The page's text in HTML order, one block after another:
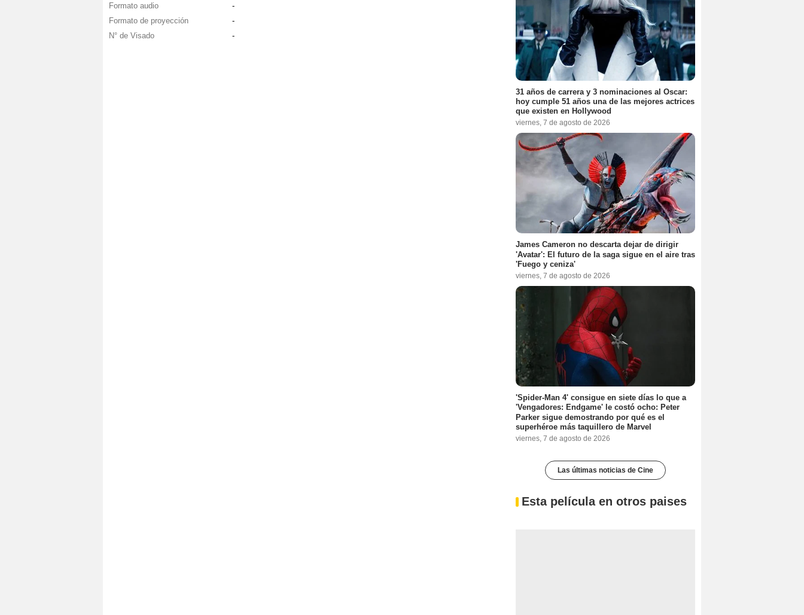
Formato audio
-
Formato de proyección
-
N° de Visado
-
31 años de carrera y 3 nominaciones al Oscar:
hoy cumple 51 años una de las mejores actrices
que existen en Hollywood
viernes, 7 de agosto de 2026
James Cameron no descarta dejar de dirigir
'Avatar': El futuro de la saga sigue en el aire tras
'Fuego y ceniza'
viernes, 7 de agosto de 2026
'Spider-Man 4' consigue en siete días lo que a
'Vengadores: Endgame' le costó ocho: Peter
Parker sigue demostrando por qué es el
superhéroe más taquillero de Marvel
viernes, 7 de agosto de 2026
Las últimas noticias de Cine
Esta película en otros paises